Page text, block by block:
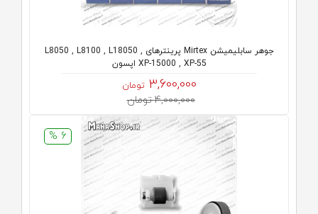
جوهر سابلیمیشن Mirtex پرینترهای L8050 , L8100 , L18050 ,
XP-15000 , XP-55 اپسون
3,600,000 تومان
4,000,000 تومان
6 %